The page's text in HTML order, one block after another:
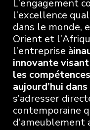
L’engagement
l’excellence
dans le monde,
Orient et
l’entreprise à
innovante
les
aujourd’hui
s’adresser
contemporaine
d’ameublement